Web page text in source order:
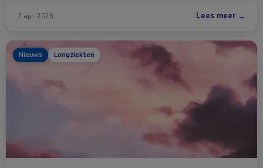
7 apr. 2025 Lees meer →
Nieuws Longziekten